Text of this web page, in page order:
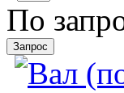
По